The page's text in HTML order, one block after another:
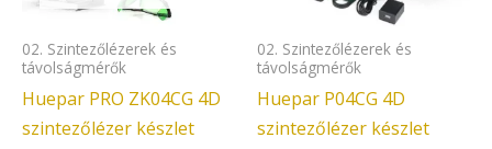
02. Szintezőlézerek és
távolságmérők
Huepar PRO ZK04CG 4D
szintezőlézer készlet
02. Szintezőlézerek és
távolságmérők
Huepar P04CG 4D
szintezőlézer készlet